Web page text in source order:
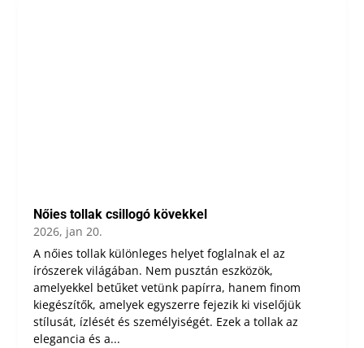
Nőies tollak csillogó kövekkel
2026, jan 20.
A nőies tollak különleges helyet foglalnak el az
írószerek világában. Nem pusztán eszközök,
amelyekkel betűket vetünk papírra, hanem finom
kiegészítők, amelyek egyszerre fejezik ki viselőjük
stílusát, ízlését és személyiségét. Ezek a tollak az
elegancia és a...